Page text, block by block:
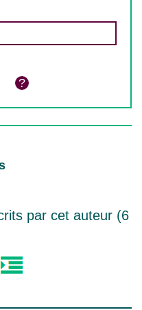
par cet auteur (6